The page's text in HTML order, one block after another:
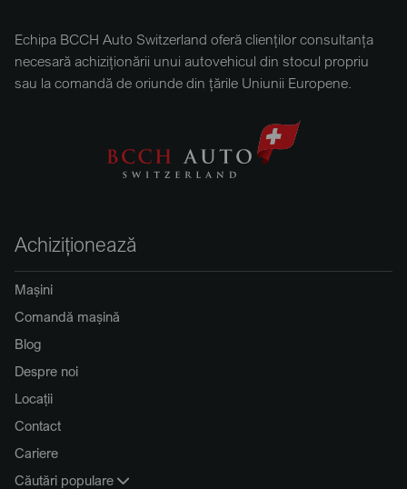
Echipa BCCH Auto Switzerland oferă clienților consultanța
necesară achiziționării unui autovehicul din stocul propriu
sau la comandă de oriunde din țările Uniunii Europene.
Achiziționează
Mașini
Comandă mașină
Blog
Despre noi
Locații
Contact
Cariere
Căutări populare